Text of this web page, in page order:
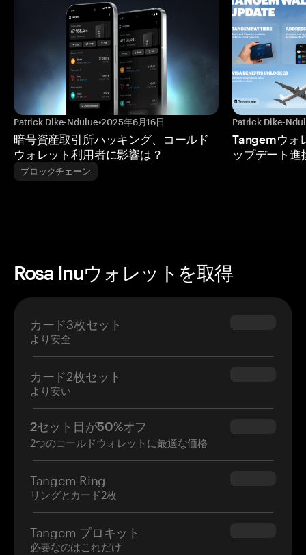
Patrick Dike-Ndulue•2025年6月16日
暗号資産取引所ハッキング、コールド
ウォレット利用者に影響は？
ブロックチェーン
Patrick Dike-
Tangemウォ
ップデート進
Rosa Inuウォレットを取得
カード3枚セット
より安全
$69.90
カード2枚セット
より安い
$54.90
2セット目が50%オフ
2つのコールドウォレットに最適な価格
$34.95
Tangem Ring
リングとカード2枚
$160.00
Tangem プロキット
必要なのはこれだけ
$180.00